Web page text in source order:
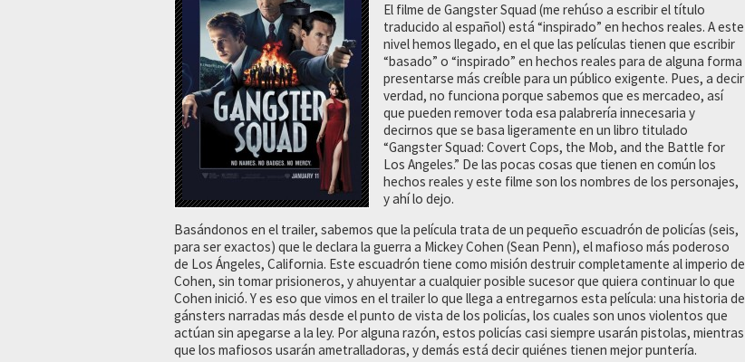
El filme de Gangster Squad (me rehúso a escribir el título
traducido al español) está “inspirado” en hechos reales. A este
nivel hemos llegado, en el que las películas tienen que escribir
“basado” o “inspirado” en hechos reales para de alguna forma
presentarse más creíble para un público exigente. Pues, a decir
verdad, no funciona porque sabemos que es mercadeo, así
que pueden remover toda esa palabrería innecesaria y
decirnos que se basa ligeramente en un libro titulado
“Gangster Squad: Covert Cops, the Mob, and the Battle for
Los Angeles.” De las pocas cosas que tienen en común los
hechos reales y este filme son los nombres de los personajes,
y ahí lo dejo.
Basándonos en el trailer, sabemos que la película trata de un pequeño escuadrón de policías (seis,
para ser exactos) que le declara la guerra a Mickey Cohen (Sean Penn), el mafioso más poderoso
de Los Ángeles, California. Este escuadrón tiene como misión destruir completamente al imperio de
Cohen, sin tomar prisioneros, y ahuyentar a cualquier posible sucesor que quiera continuar lo que
Cohen inició. Y es eso que vimos en el trailer lo que llega a entregarnos esta película: una historia de
gánsters narradas más desde el punto de vista de los policías, los cuales son unos violentos que
actúan sin apegarse a la ley. Por alguna razón, estos policías casi siempre usarán pistolas, mientras
que los mafiosos usarán ametralladoras, y demás está decir quiénes tienen mejor puntería.